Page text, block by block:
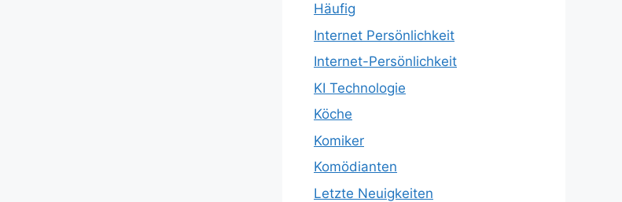
Häufig
Internet Persönlichkeit
Internet-Persönlichkeit
KI Technologie
Köche
Komiker
Komödianten
Letzte Neuigkeiten